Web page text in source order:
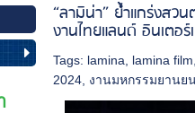
“ลามิน่า” ย้ำแกร่งสว
งานไทยแลนด์ อินเตอ
Tags: lamina lamina film
2024 งานมหกรรมยานย